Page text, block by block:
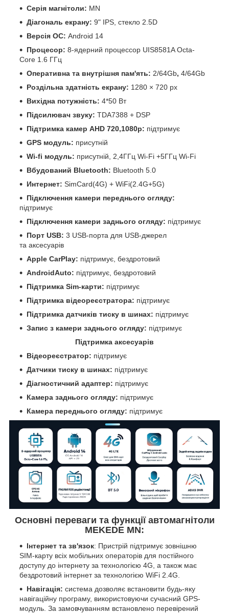
Серія магнітоли: MN
Діагональ екрану: 9" IPS, стекло 2.5D
Версія ОС: Android 14
Процесор: 8-ядерний процессор UIS8581A Octa-
Core 1.6 ГГц
Оперативна та внутрішня пам'ять: 2/64Gb, 4/64Gb
Роздільна здатність екрану: 1280 × 720 px
Вихідна потужність: 4*50 Вт
Підсилювач звуку: TDA7388 + DSP
Підтримка камер AHD 720,1080р: підтримує
GPS модуль: присутній
Wi-fi модуль: присутній, 2,4ГГц Wi-Fi +5ГГц Wi-Fi
Вбудований Bluetooth: Bluetooth 5.0
Интернет: SimCard(4G) + WiFi(2.4G+5G)
Підключення камери переднього огляду:
підтримує
Підключення камери заднього огляду: підтримує
Порт USB: 3 USB-порта для USB-джерел
та аксесуарів
Apple CarPlay: підтримує, бездротовий
AndroidAuto: підтримує, бездротовий
Підтримка Sim-карти: підтримує
Підтримка відеореєстратора: підтримує
Підтримка датчиків тиску в шинах: підтримує
Запис з камери заднього огляду: підтримує
Підтримка аксесуарів
Відеореєстратор: підтримує
Датчики тиску в шинах: підтримує
Діагностичний адаптер: підтримує
Камера заднього огляду: підтримує
Камера переднього огляду: підтримує
Основні переваги та функції автомагнітоли
MEKEDE MN:
Інтернет та зв'язок: Пристрій підтримує зовнішню
SIM-карту всіх мобільних операторів для постійного
доступу до інтернету за технологією 4G, а також має
бездротовий інтернет за технологією WiFi 2.4G.
Навігація: система дозволяє встановити будь-яку
навігаційну програму, використовуючи сучасний GPS-
модуль. За замовчуванням встановлено перевірений